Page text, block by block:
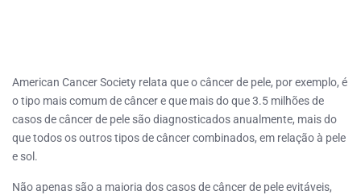
American Cancer Society relata que o câncer de pele, por exemplo, é
o tipo mais comum de câncer e que mais do que 3.5 milhões de
casos de câncer de pele são diagnosticados anualmente, mais do
que todos os outros tipos de câncer combinados, em relação à pele
e sol.
Não apenas são a maioria dos casos de câncer de pele evitáveis,